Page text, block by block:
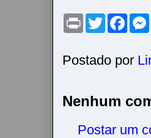
P
t
T
w
t
e
F
a
b
o
Postado por
Nenhum
Postar um